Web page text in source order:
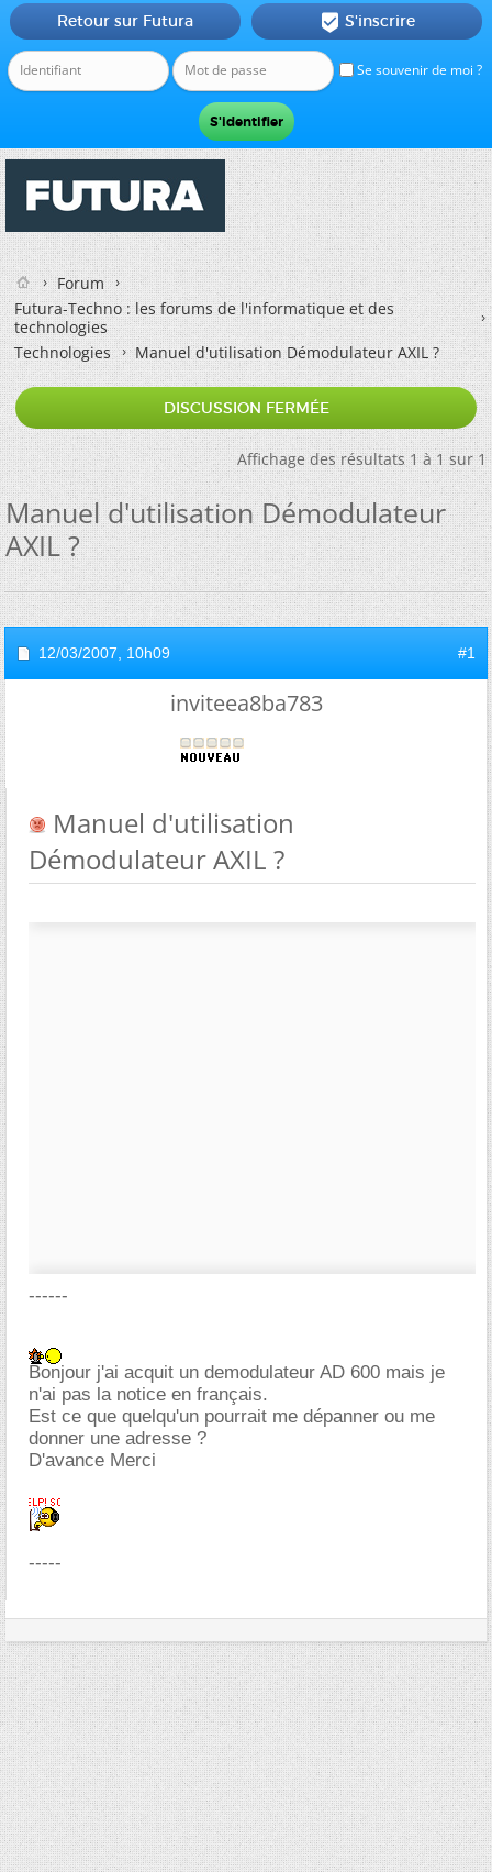
Se souvenir de moi ?
Retour sur Futura  S'inscrire
Forum
Futura-Techno : les forums de l'informatique et des
technologies
Technologies
Manuel d'utilisation Démodulateur AXIL ?
DISCUSSION FERMÉE
Affichage des résultats 1 à 1 sur 1
Manuel d'utilisation Démodulateur
AXIL ?
12/03/2007, 10h09 #1
inviteea8ba783
Manuel d'utilisation
Démodulateur AXIL ?
------
Bonjour j'ai acquit un demodulateur AD 600 mais je
n'ai pas la notice en français.
Est ce que quelqu'un pourrait me dépanner ou me
donner une adresse ?
D'avance Merci
-----